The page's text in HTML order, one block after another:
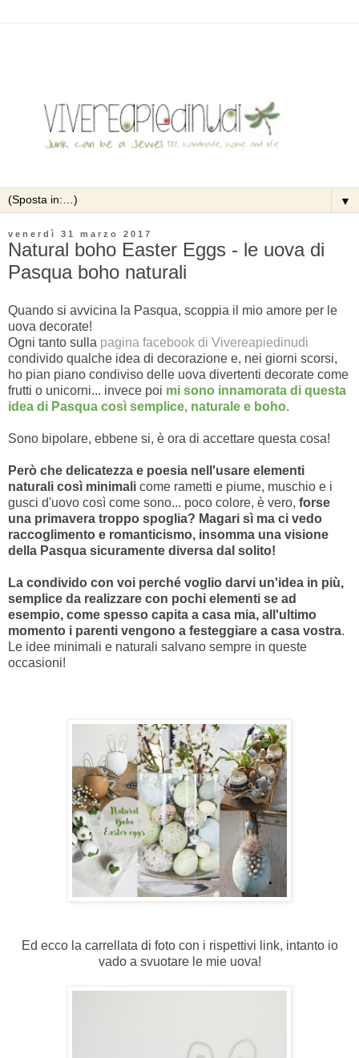
▼
venerdì 31 marzo 2017
Natural boho Easter Eggs - le uova di
Pasqua boho naturali
Quando si avvicina la Pasqua, scoppia il mio amore per le
uova decorate!
Ogni tanto sulla pagina facebook di Vivereapiedinudi
condivido qualche idea di decorazione e, nei giorni scorsi,
ho pian piano condiviso delle uova divertenti decorate come
frutti o unicorni... invece poi mi sono innamorata di questa
idea di Pasqua così semplice, naturale e boho.
Sono bipolare, ebbene si, è ora di accettare questa cosa!
Però che delicatezza e poesia nell'usare elementi
naturali così minimali come rametti e piume, muschio e i
gusci d'uovo così come sono... poco colore, è vero, forse
una primavera troppo spoglia? Magari sì ma ci vedo
raccoglimento e romanticismo, insomma una visione
della Pasqua sicuramente diversa dal solito!
La condivido con voi perché voglio darvi un'idea in più,
semplice da realizzare con pochi elementi se ad
esempio, come spesso capita a casa mia, all'ultimo
momento i parenti vengono a festeggiare a casa vostra.
Le idee minimali e naturali salvano sempre in queste
occasioni!
Ed ecco la carrellata di foto con i rispettivi link, intanto io
vado a svuotare le mie uova!